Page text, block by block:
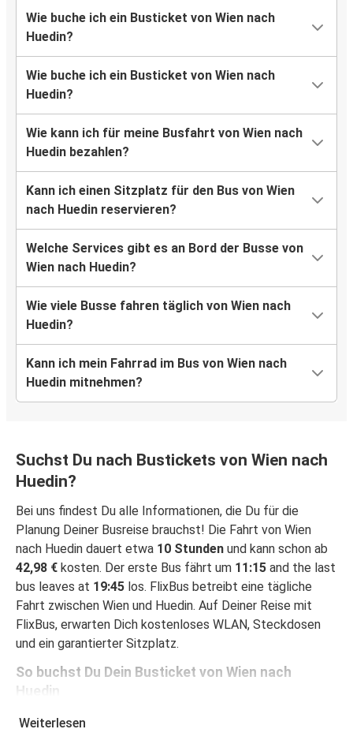
Wie buche ich ein Busticket von Wien nach
Huedin?
Wie buche ich ein Busticket von Wien nach
Huedin?
Wie kann ich für meine Busfahrt von Wien nach
Huedin bezahlen?
Kann ich einen Sitzplatz für den Bus von Wien
nach Huedin reservieren?
Welche Services gibt es an Bord der Busse von
Wien nach Huedin?
Wie viele Busse fahren täglich von Wien nach
Huedin?
Kann ich mein Fahrrad im Bus von Wien nach
Huedin mitnehmen?
Suchst Du nach Bustickets von Wien nach
Huedin?
Bei uns findest Du alle Informationen, die Du für die
Planung Deiner Busreise brauchst! Die Fahrt von Wien
nach Huedin dauert etwa 10 Stunden und kann schon ab
42,98 € kosten. Der erste Bus fährt um 11:15 and the last
bus leaves at 19:45 los. FlixBus betreibt eine tägliche
Fahrt zwischen Wien und Huedin. Auf Deiner Reise mit
FlixBus, erwarten Dich kostenloses WLAN, Steckdosen
und ein garantierter Sitzplatz.
So buchst Du Dein Busticket von Wien nach
Huedin
Ein Ticket bei FlixBus zu buchen ist ganz einfach einfach:
Weiterlesen